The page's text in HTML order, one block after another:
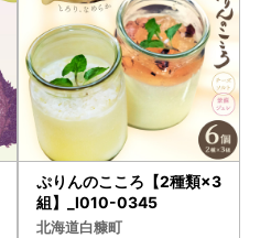
ぷりんのこころ【2種類×3
組】_I010-0345
北海道白糠町